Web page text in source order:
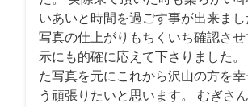
いあいと時間を過ごす事が出来ま
写真の仕上がりもちくいち確認さ
示にも的確に応えて下さりました。
た写真を元にこれから沢山の方を幸
う頑張りたいと思います。 むぎさ